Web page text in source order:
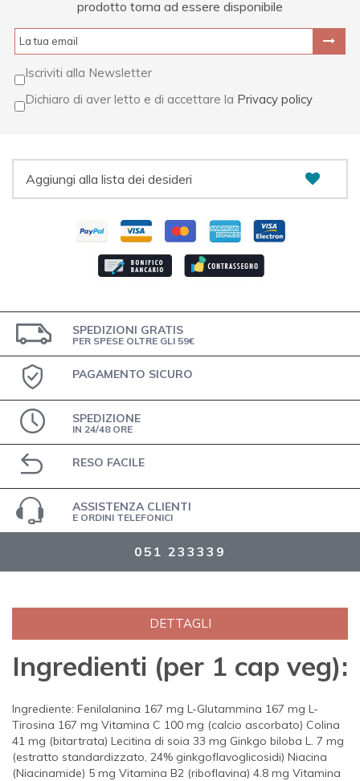
prodotto torna ad essere disponibile
Iscriviti alla Newsletter
Dichiaro di aver letto e di accettare la Privacy policy
Aggiungi alla lista dei desideri
SPEDIZIONI GRATIS
PER SPESE OLTRE GLI 59€
PAGAMENTO SICURO
SPEDIZIONE
IN 24/48 ORE
RESO FACILE
ASSISTENZA CLIENTI
E ORDINI TELEFONICI
051 233339
DETTAGLI
Ingredienti (per 1 cap veg):
Ingrediente: Fenilalanina 167 mg L-Glutammina 167 mg L-
Tirosina 167 mg Vitamina C 100 mg (calcio ascorbato) Colina
41 mg (bitartrata) Lecitina di soia 33 mg Ginkgo biloba L. 7 mg
(estratto standardizzato, 24% ginkgoflavoglicosidi) Niacina
(Niacinamide) 5 mg Vitamina B2 (riboflavina) 4.8 mg Vitamina